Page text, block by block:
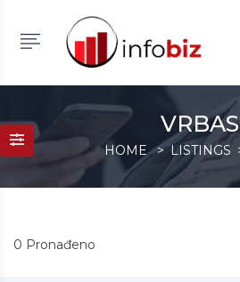
VRBAS
HOME LISTINGS
0 Pronađeno